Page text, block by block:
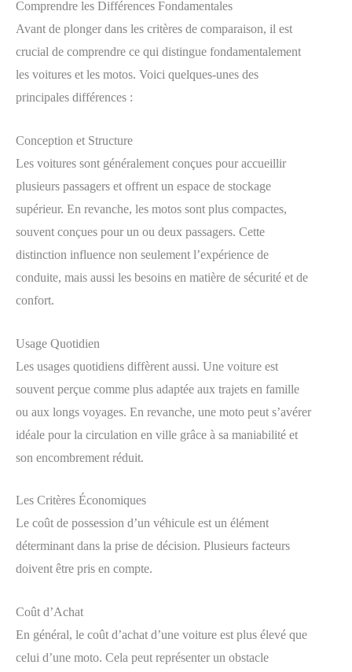
Comprendre les Différences Fondamentales
Avant de plonger dans les critères de comparaison, il est
crucial de comprendre ce qui distingue fondamentalement
les voitures et les motos. Voici quelques-unes des
principales différences :
Conception et Structure
Les voitures sont généralement conçues pour accueillir
plusieurs passagers et offrent un espace de stockage
supérieur. En revanche, les motos sont plus compactes,
souvent conçues pour un ou deux passagers. Cette
distinction influence non seulement l’expérience de
conduite, mais aussi les besoins en matière de sécurité et de
confort.
Usage Quotidien
Les usages quotidiens diffèrent aussi. Une voiture est
souvent perçue comme plus adaptée aux trajets en famille
ou aux longs voyages. En revanche, une moto peut s’avérer
idéale pour la circulation en ville grâce à sa maniabilité et
son encombrement réduit.
Les Critères Économiques
Le coût de possession d’un véhicule est un élément
déterminant dans la prise de décision. Plusieurs facteurs
doivent être pris en compte.
Coût d’Achat
En général, le coût d’achat d’une voiture est plus élevé que
celui d’une moto. Cela peut représenter un obstacle